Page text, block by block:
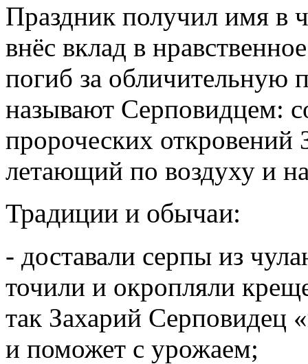
Праздник получил имя в
внёс вклад в
погиб за обличительную
называют Серповидцем:
пророческих откровений
летающий по воздуху и
Традиции и обычаи:
- доставали серпы из
точили и окропляли
так Захарий Серповидец
и поможет с урожаем;